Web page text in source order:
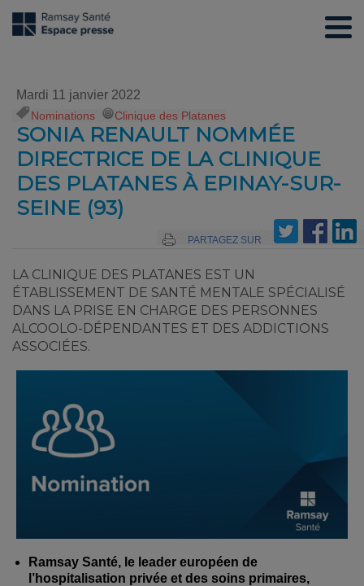
Mardi 11 janvier 2022
Nominations Clinique des Platanes
SONIA RENAULT NOMMÉE
DIRECTRICE DE LA CLINIQUE
DES PLATANES À EPINAY-SUR-
SEINE (93)
PARTAGEZ SUR
LA CLINIQUE DES PLATANES EST UN
ÉTABLISSEMENT DE SANTÉ MENTALE SPÉCIALISÉ
DANS LA PRISE EN CHARGE DES PERSONNES
ALCOOLO-DÉPENDANTES ET DES ADDICTIONS
ASSOCIÉES.
Ramsay Santé, le leader européen de
l’hospitalisation privée et des soins primaires,